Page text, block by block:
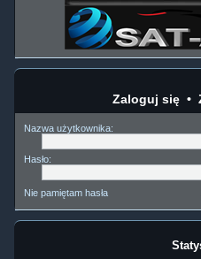
Zaloguj się •
Nazwa użytkownika:
Hasło:
Nie pamiętam hasła